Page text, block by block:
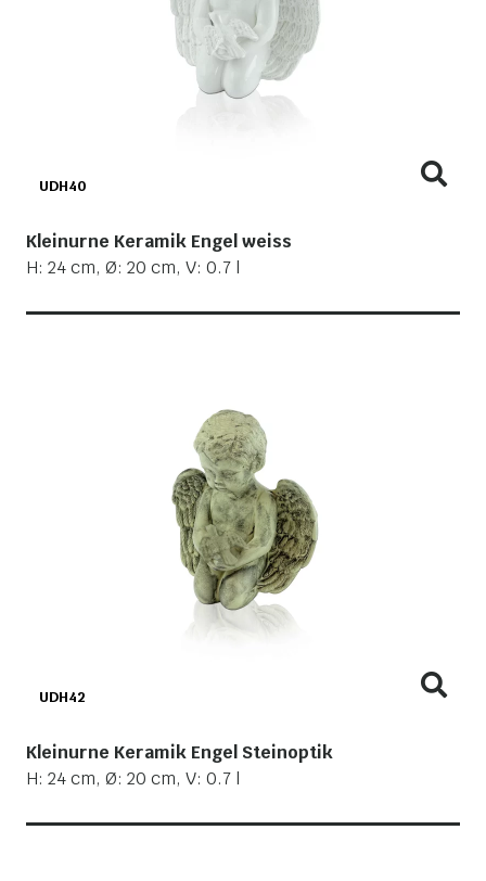
UDH40
Kleinurne Keramik Engel weiss
H: 24 cm, Ø: 20 cm, V: 0.7 l
UDH42
Kleinurne Keramik Engel Steinoptik
H: 24 cm, Ø: 20 cm, V: 0.7 l